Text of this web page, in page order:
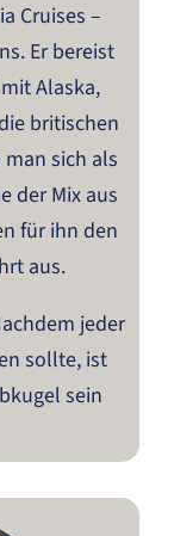
Cruises –
Er bereist
Alaska,
britischen
sich als
der Mix aus
für ihn den
aus.
jeder
sollte, ist
sein